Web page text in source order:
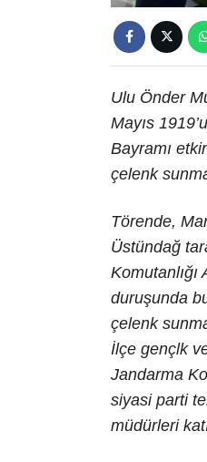
Ulu Önder
Mayıs
Bayramı
çelenk
Törende,
Üstündağ
duruşunda
çelenk
İlçe gençlk
Jandarma
siyasi parti
müdürleri